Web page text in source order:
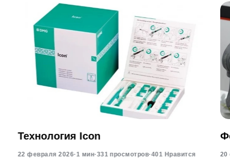
Технология Icon
22 февраля 2026·1 мин·331 просмотров·401 Нравится 20